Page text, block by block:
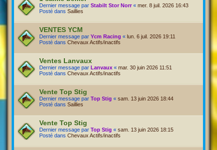
Dernier message par Stabilt Stor Norr « mer. 8 juil. 2026 16:43
Posté dans Saillies
VENTES YCM
Dernier message par Ycm Racing « lun. 6 juil. 2026 19:11
Posté dans Chevaux Actifs/inactifs
Ventes Lanvaux
Dernier message par Lanvaux « mar. 30 juin 2026 11:51
Posté dans Chevaux Actifs/inactifs
Vente Top Stig
Dernier message par Top Stig « sam. 13 juin 2026 18:44
Posté dans Saillies
Vente Top Stig
Dernier message par Top Stig « sam. 13 juin 2026 18:15
Posté dans Chevaux Actifs/inactifs